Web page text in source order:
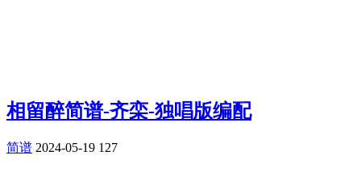
相留醉简谱-齐栾-独唱版编配
简谱 2024-05-19 127